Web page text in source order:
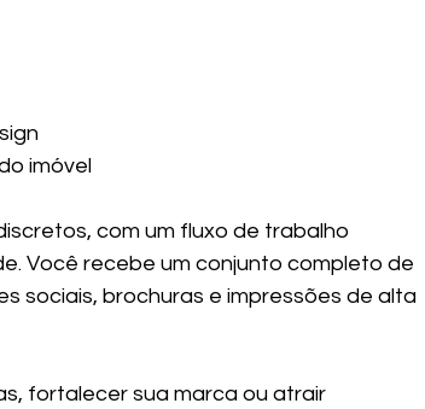
imóvel
com um fluxo de trabalho
Você recebe um conjunto completo de
sociais, brochuras e impressões de alta
fortalecer sua marca ou atrair